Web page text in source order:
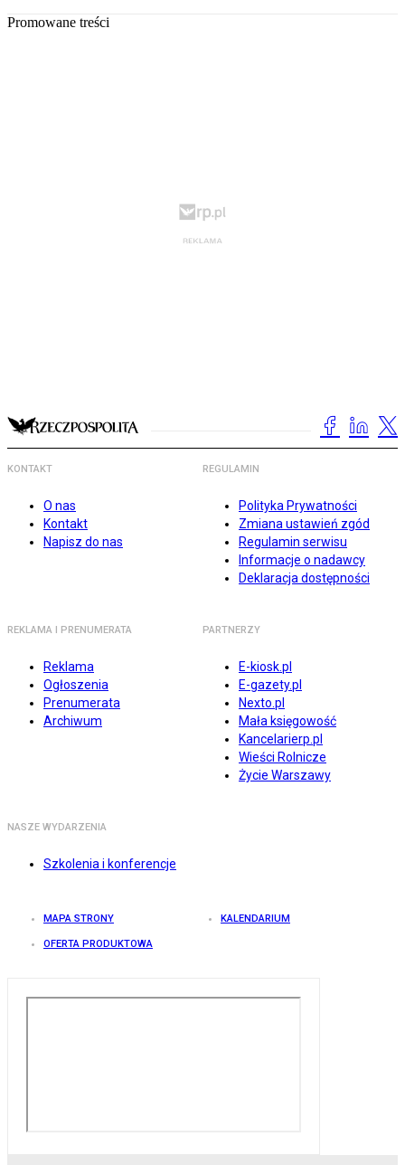
Promowane treści
KONTAKT
O nas
Kontakt
Napisz do nas
REGULAMIN
Polityka Prywatności
Zmiana ustawień zgód
Regulamin serwisu
Informacje o nadawcy
Deklaracja dostępności
REKLAMA I PRENUMERATA
Reklama
Ogłoszenia
Prenumerata
Archiwum
PARTNERZY
E-kiosk.pl
E-gazety.pl
Nexto.pl
Mała księgowość
Kancelarierp.pl
Wieści Rolnicze
Życie Warszawy
NASZE WYDARZENIA
Szkolenia i konferencje
MAPA STRONY KALENDARIUM
OFERTA PRODUKTOWA